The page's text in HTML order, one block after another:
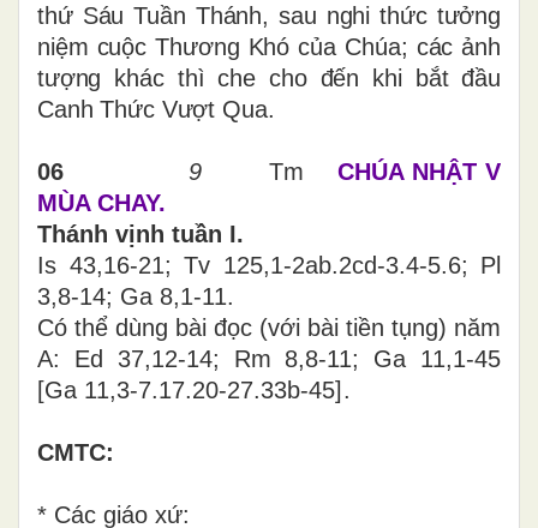
thứ Sáu Tuần Thánh, sau nghi thức tưởng
niệm cuộc Thương Khó của Chúa; các ảnh
tượng khác thì che cho đến khi bắt đầu
Canh Thức Vượt Qua.
06 9 TmCHÚA NHẬT V
MÙA CHAY.
Thánh vịnh tuần I.
Is 43,16-21; Tv 125,1-2ab.2cd-3.4-5.6; Pl
3,8-14; Ga 8,1-11.
Có thể dùng bài đọc (với bài tiền tụng) năm
A: Ed 37,12-14; Rm 8,8-11; Ga 11,1-45
[Ga 11,3-7.17.20-27.33b-45].
CMTC:
* Các giáo xứ: